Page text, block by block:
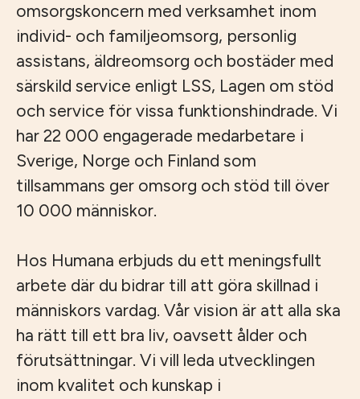
omsorgskoncern med verksamhet inom
individ- och familjeomsorg, personlig
assistans, äldreomsorg och bostäder med
särskild service enligt LSS, Lagen om stöd
och service för vissa funktionshindrade. Vi
har 22 000 engagerade medarbetare i
Sverige, Norge och Finland som
tillsammans ger omsorg och stöd till över
10 000 människor.
Hos Humana erbjuds du ett meningsfullt
arbete där du bidrar till att göra skillnad i
människors vardag. Vår vision är att alla ska
ha rätt till ett bra liv, oavsett ålder och
förutsättningar. Vi vill leda utvecklingen
inom kvalitet och kunskap i